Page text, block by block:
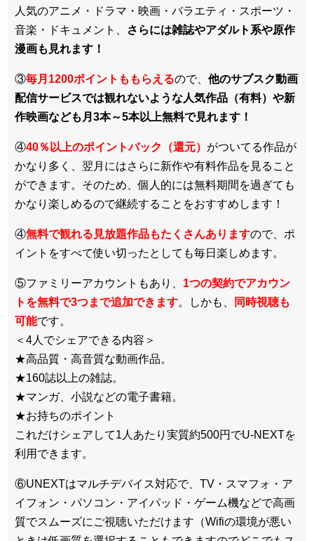
人気のアニメ・ドラマ・映画・バラエティ・スポーツ・
音楽・ドキュメント、
さらには雑誌やアダルト系や原作
漫画も見れます！
③毎月1200ポイントももらえるので、 他のサブスク動画
配信サービスでは観れないような人気作品（有料）や新
作映画なども月3本～5本以上無料で見れます！
④40％以上のポイントバック（還元） がついてる作品が
かなり多く、翌月にはさらに新作や有料作品を見ること
ができます。そのため、個人的には無料期間を過ぎても
かなり楽しめるので継続することをおすすめします！
④無料で観れる見放題作品もたくさんありますので、ポ
イントをすべて使い切ったとしても毎日楽しめます。
⑤ファミリーアカウントもあり、 1つの契約でアカウン
トを無料で3つまで追加できます。しかも、
同時視聴も
可能です。
＜4人でシェアできる内容＞
★高品質・高音質な動画作品。
★160誌以上の雑誌。
★マンガ、小説などの電子書籍。
★お持ちのポイント
これだけシェアして1人あたり実質約500円でU-NEXTを
利用できます。
⑥UNEXTはマルチデバイス対応で、TV・スマフォ・ア
イフォン・パソコン・アイパッド・ゲーム機などで高画
質でスムーズにご視聴いただけます（Wifiの環境が悪い